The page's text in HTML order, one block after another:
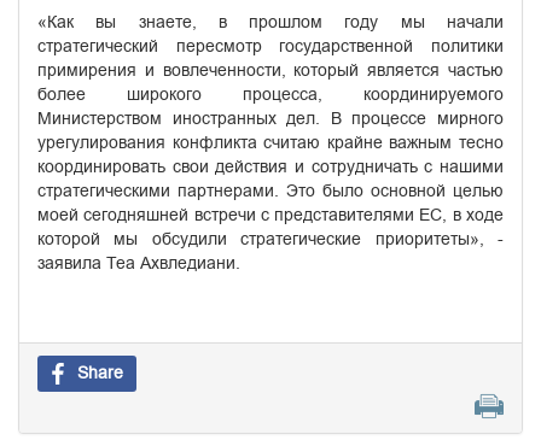
«Как вы знаете, в прошлом году мы начали
стратегический пересмотр государственной политики
примирения и вовлеченности, который является частью
более широкого процесса, координируемого
Министерством иностранных дел. В процессе мирного
урегулирования конфликта считаю крайне важным тесно
координировать свои действия и сотрудничать с нашими
стратегическими партнерами. Это было основной целью
моей сегодняшней встречи с представителями ЕС, в ходе
которой мы обсудили стратегические приоритеты», -
заявила Теа Ахвледиани.
Share